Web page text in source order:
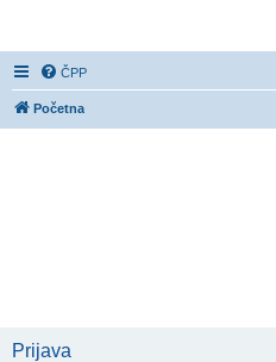
ČPP
Početna
Prijava